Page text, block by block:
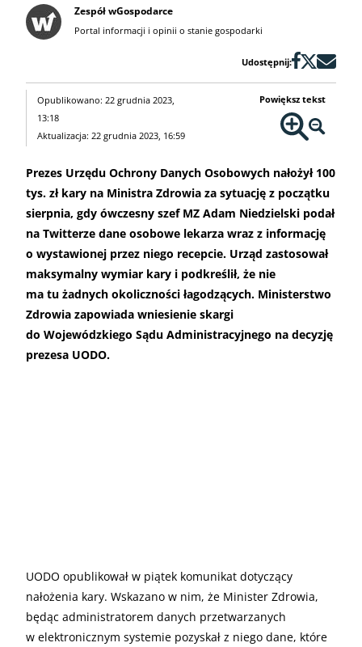
Zespół wGospodarce
Portal informacji i opinii o stanie gospodarki
Udostępnij:
Opublikowano: 22 grudnia 2023,
13:18
Aktualizacja: 22 grudnia 2023, 16:59
Powiększ tekst
Prezes Urzędu Ochrony Danych Osobowych nałożył 100
tys. zł kary na Ministra Zdrowia za sytuację z początku
sierpnia, gdy ówczesny szef MZ Adam Niedzielski podał
na Twitterze dane osobowe lekarza wraz z informację
o wystawionej przez niego recepcie. Urząd zastosował
maksymalny wymiar kary i podkreślił, że nie
ma tu żadnych okoliczności łagodzących. Ministerstwo
Zdrowia zapowiada wniesienie skargi
do Wojewódzkiego Sądu Administracyjnego na decyzję
prezesa UODO.
UODO opublikował w piątek komunikat dotyczący
nałożenia kary. Wskazano w nim, że Minister Zdrowia,
będąc administratorem danych przetwarzanych
w elektronicznym systemie pozyskał z niego dane, które